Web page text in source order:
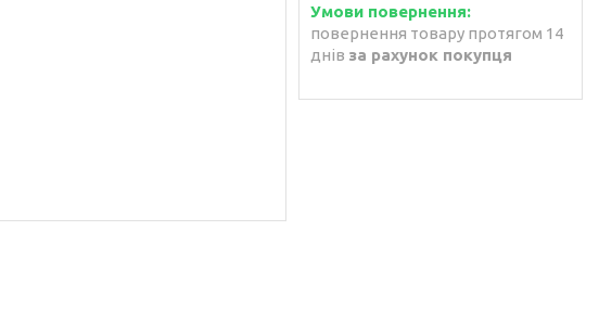
повернення товару протягом 14
днів за рахунок покупця